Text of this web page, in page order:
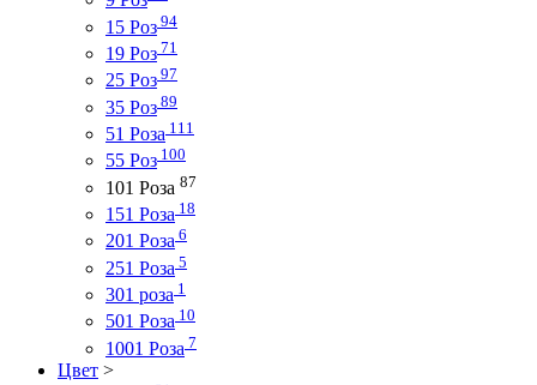
15 Роз 94
19 Роз 71
25 Роз 97
35 Роз 89
51 Роза 111
55 Роз 100
101 Роза 87
151 Роза 18
201 Роза 6
251 Роза 5
301 роза 1
501 Роза 10
1001 Роза 7
Цвет >